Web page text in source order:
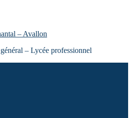
– Avallon
– Lycée professionnel